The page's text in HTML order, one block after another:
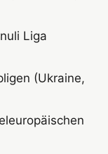
Liga
(Ukraine,